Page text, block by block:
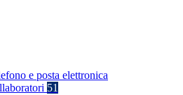
e posta elettronica
51